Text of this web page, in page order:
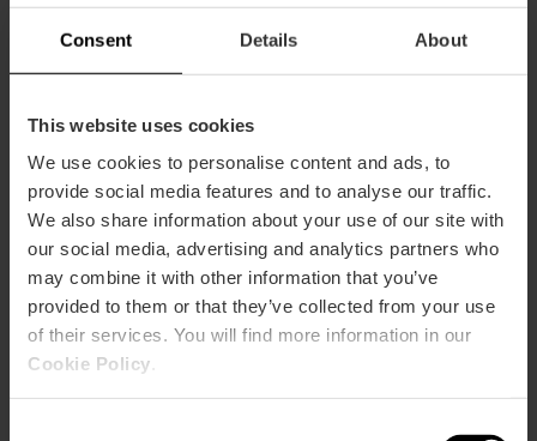
Consent Details About
This website uses cookies
We use cookies to personalise content and ads, to
provide social media features and to analyse our traffic.
We also share information about your use of our site with
our social media, advertising and analytics partners who
may combine it with other information that you’ve
provided to them or that they’ve collected from your use
of their services. You will find more information in our
Cookie Policy
Valencia
4.6 - 24 Bewertungen
Dauer: 2h 30m
Eintritt zu 3 Fallas
Von19,00 €